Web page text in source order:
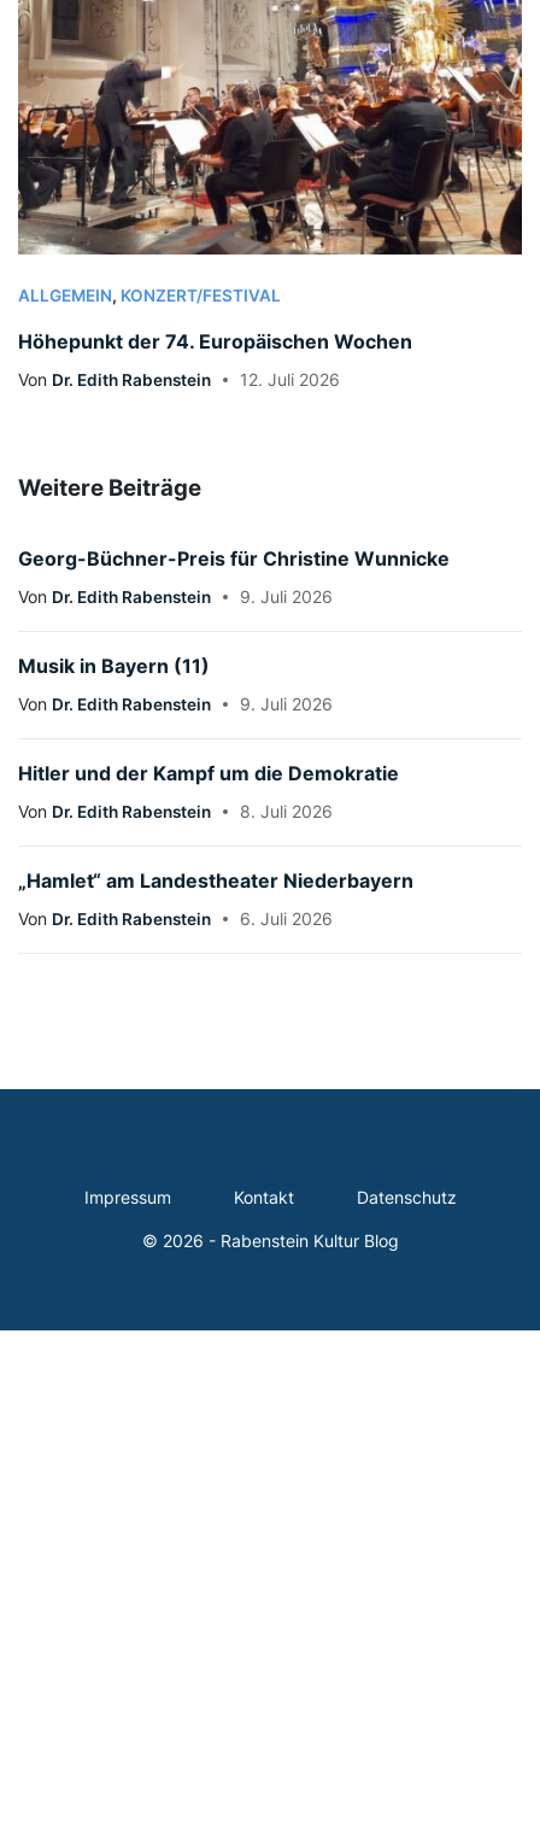
ALLGEMEIN, KONZERT/FESTIVAL
Höhepunkt der 74. Europäischen Wochen
Von Dr. Edith Rabenstein 12. Juli 2026
Weitere Beiträge
Georg-Büchner-Preis für Christine Wunnicke
Von Dr. Edith Rabenstein 9. Juli 2026
Musik in Bayern (11)
Von Dr. Edith Rabenstein 9. Juli 2026
Hitler und der Kampf um die Demokratie
Von Dr. Edith Rabenstein 8. Juli 2026
„Hamlet“ am Landestheater Niederbayern
Von Dr. Edith Rabenstein 6. Juli 2026
Impressum Kontakt Datenschutz
© 2026 - Rabenstein Kultur Blog